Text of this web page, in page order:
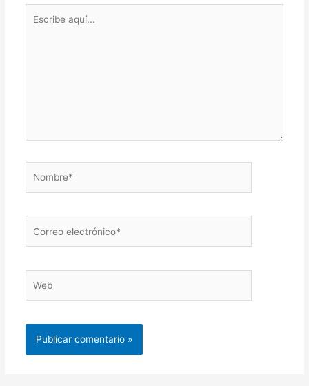
aquí...
electrónico*